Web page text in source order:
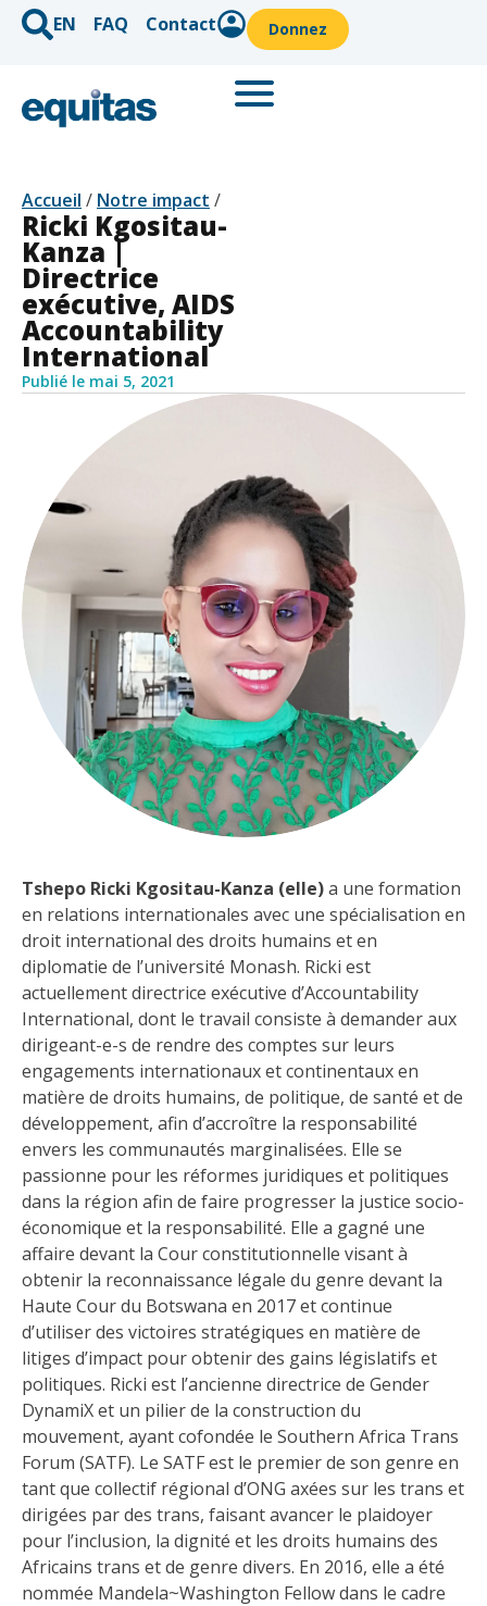
EN FAQ Contact Donnez
Accueil / Notre impact /
Ricki Kgositau-
Kanza |
Directrice
exécutive, AIDS
Accountability
International
Publié le mai 5, 2021
Tshepo Ricki Kgositau-Kanza (elle)a une formation
en relations internationales avec une spécialisation en
droit international des droits humains et en
diplomatie de l’université Monash. Ricki est
actuellement directrice exécutive d’Accountability
International, dont le travail consiste à demander aux
dirigeant-e-s de rendre des comptes sur leurs
engagements internationaux et continentaux en
matière de droits humains, de politique, de santé et de
développement, afin d’accroître la responsabilité
envers les communautés marginalisées. Elle se
passionne pour les réformes juridiques et politiques
dans la région afin de faire progresser la justice socio-
économique et la responsabilité. Elle a gagné une
affaire devant la Cour constitutionnelle visant à
obtenir la reconnaissance légale du genre devant la
Haute Cour du Botswana en 2017 et continue
d’utiliser des victoires stratégiques en matière de
litiges d’impact pour obtenir des gains législatifs et
politiques. Ricki est l’ancienne directrice de Gender
DynamiX et un pilier de la construction du
mouvement, ayant cofondée le Southern Africa Trans
Forum (SATF). Le SATF est le premier de son genre en
tant que collectif régional d’ONG axées sur les trans et
dirigées par des trans, faisant avancer le plaidoyer
pour l’inclusion, la dignité et les droits humains des
Africains trans et de genre divers. En 2016, elle a été
nommée Mandela~Washington Fellow dans le cadre